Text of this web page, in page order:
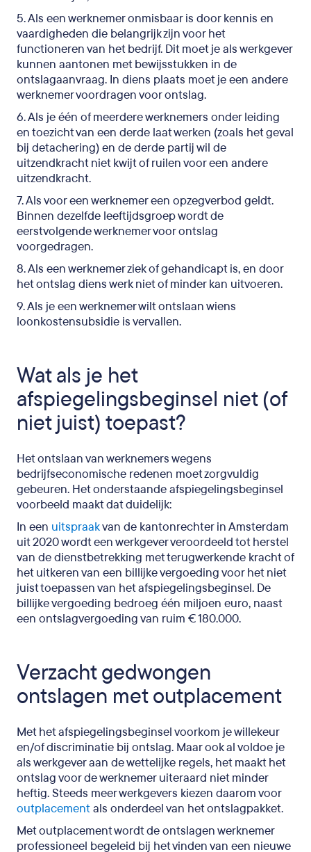
5. Als een werknemer onmisbaar is door kennis en
vaardigheden die belangrijk zijn voor het
functioneren van het bedrijf. Dit moet je als werkgever
kunnen aantonen met bewijsstukken in de
ontslagaanvraag. In diens plaats moet je een andere
werknemer voordragen voor ontslag.
6. Als je één of meerdere werknemers onder leiding
en toezicht van een derde laat werken (zoals het geval
bij detachering) en de derde partij wil de
uitzendkracht niet kwijt of ruilen voor een andere
uitzendkracht.
7. Als voor een werknemer een opzegverbod geldt.
Binnen dezelfde leeftijdsgroep wordt de
eerstvolgende werknemer voor ontslag
voorgedragen.
8. Als een werknemer ziek of gehandicapt is, en door
het ontslag diens werk niet of minder kan uitvoeren.
9. Als je een werknemer wilt ontslaan wiens
loonkostensubsidie is vervallen.
Wat als je het
afspiegelingsbeginsel niet (of
niet juist) toepast?
Het ontslaan van werknemers wegens
bedrijfseconomische redenen moet zorgvuldig
gebeuren. Het onderstaande afspiegelingsbeginsel
voorbeeld maakt dat duidelijk:
In een uitspraakvan de kantonrechter in Amsterdam
uit 2020 wordt een werkgever veroordeeld tot herstel
van de dienstbetrekking met terugwerkende kracht of
het uitkeren van een billijke vergoeding voor het niet
juist toepassen van het afspiegelingsbeginsel. De
billijke vergoeding bedroeg één miljoen euro, naast
een ontslagvergoeding van ruim € 180.000.
Verzacht gedwongen
ontslagen met outplacement
Met het afspiegelingsbeginsel voorkom je willekeur
en/of discriminatie bij ontslag. Maar ook al voldoe je
als werkgever aan de wettelijke regels, het maakt het
ontslag voor de werknemer uiteraard niet minder
heftig. Steeds meer werkgevers kiezen daarom voor
outplacementals onderdeel van het ontslagpakket.
Met outplacement wordt de ontslagen werknemer
professioneel begeleid bij het vinden van een nieuwe